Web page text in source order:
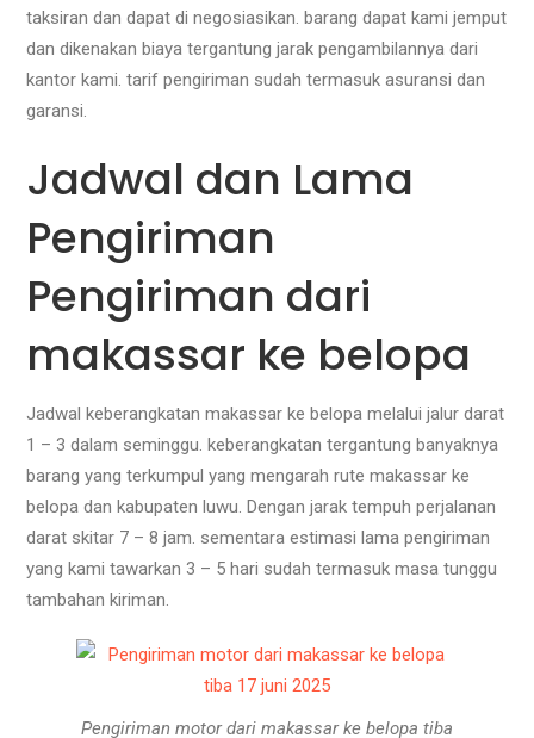
taksiran dan dapat di negosiasikan. barang dapat kami jemput
dan dikenakan biaya tergantung jarak pengambilannya dari
kantor kami. tarif pengiriman sudah termasuk asuransi dan
garansi.
Jadwal dan Lama
Pengiriman
Pengiriman dari
makassar ke belopa
Jadwal keberangkatan makassar ke belopa melalui jalur darat
1 – 3 dalam seminggu. keberangkatan tergantung banyaknya
barang yang terkumpul yang mengarah rute makassar ke
belopa dan kabupaten luwu. Dengan jarak tempuh perjalanan
darat skitar 7 – 8 jam. sementara estimasi lama pengiriman
yang kami tawarkan 3 – 5 hari sudah termasuk masa tunggu
tambahan kiriman.
Pengiriman motor dari makassar ke belopa tiba